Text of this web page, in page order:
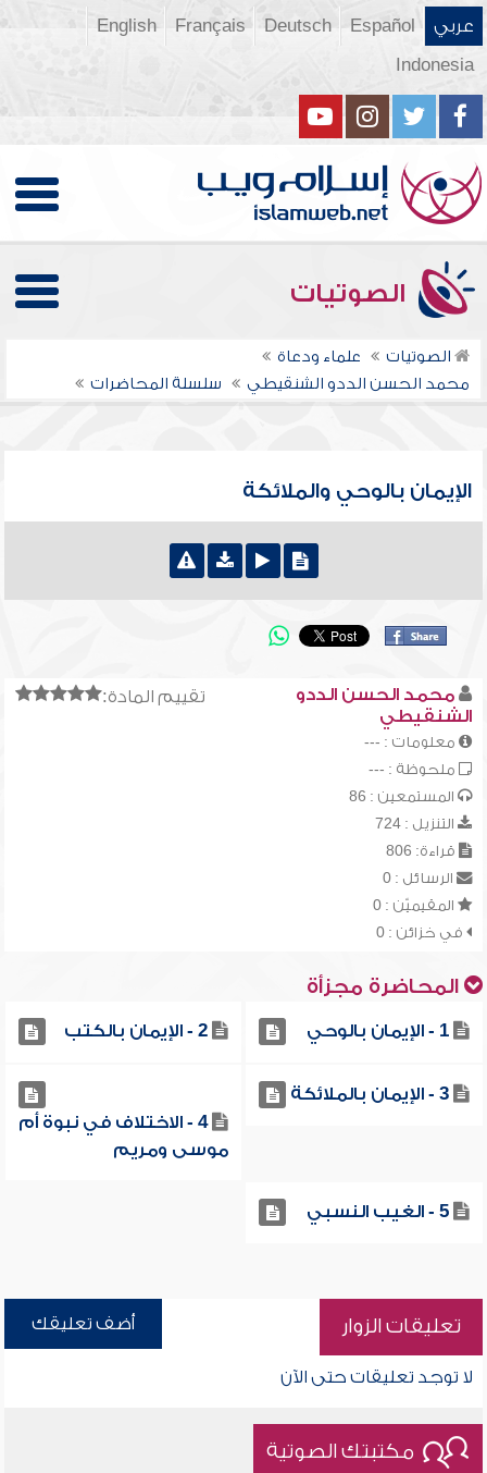
عربي Español
Deutsch
Français
English
Indonesia
الصوتيات
الصوتيات
علماء ودعاة
محمد الحسن الددو الشنقيطي
سلسلة المحاضرات
الإيمان بالوحي والملائكة
تقييم المادة:
محمد الحسن الددو
الشنقيطي
معلومات : ---
ملحوظة : ---
المستمعين : 86
التنزيل : 724
قراءة: 806
الرسائل : 0
المقيميّن : 0
في خزائن : 0
المحاضرة مجزأة
1 - الإيمان بالوحي 2 - الإيمان بالكتب
3 - الإيمان بالملائكة
4 - الاختلاف في نبوة أم
موسى ومريم
5 - الغيب النسبي
تعليقات الزوار أضف تعليقك
لا توجد تعليقات حتى الآن
مكتبتك الصوتية